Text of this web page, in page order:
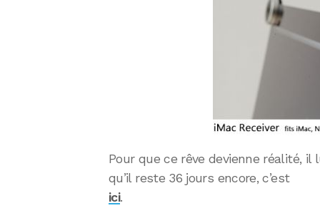
Pour que ce rêve devienne réalité,
qu’il reste 36 jours encore, c’est
ici.